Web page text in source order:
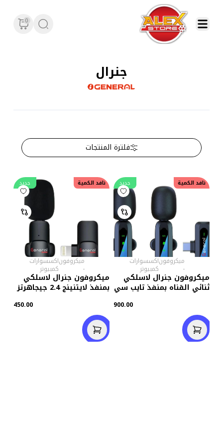
0
جنرال
فلترة المنتجات
جديد نافد الكمية
ميكروفون
-
اكسسوارات
كمبيوتر
ميكروفون جنرال لاسلكي
ثنائي القناه بمنفذ تايب سي
900.00
جديد نافد الكمية
ميكروفون
-
اكسسوارات
كمبيوتر
ميكروفون جنرال لاسلكي
بمنفذ لايتنينج 2.4 جيجاهرتز
450.00